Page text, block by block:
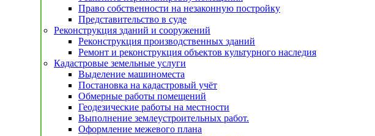
Право собственности на незаконную постройку
Представительство в суде
Реконструкция зданий и сооружений
Реконструкция производственных зданий
Ремонт и реконструкция объектов культурного наследия
Кадастровые земельные услуги
Выделение машиноместа
Постановка на кадастровый учёт
Обмерные работы помещений
Геодезические работы на местности
Выполнение землеустроительных работ.
Оформление межевого плана